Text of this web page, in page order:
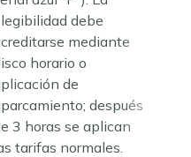
debe
mediante
horario o
de
después
3 horas se aplican
tarifas normales.